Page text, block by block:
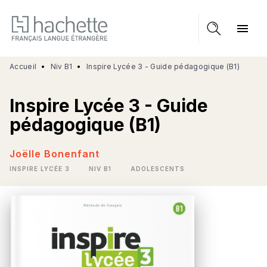
MENU RECHERCHE
CONTENU
PIED DE PAGE
menu
Accueil • Niv B1 • Inspire Lycée 3 - Guide pédagogique (B1)
Inspire Lycée 3 - Guide
pédagogique (B1)
Joëlle Bonenfant
INSPIRE LYCÉE 3 NIV B1 ADOLESCENTS